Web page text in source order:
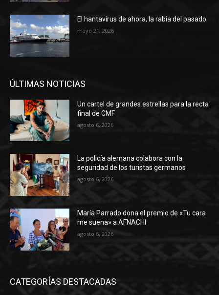
El hantavirus de ahora, la rabia del pasado
mayo 21, 2026
ÚLTIMAS NOTICIAS
Un cartel de grandes estrellas para la recta
final de CMF
agosto 6, 2026
La policía alemana colabora con la
seguridad de los turistas germanos
agosto 6, 2026
María Parrado dona el premio de «Tu cara
me suena» a AFNACHI
agosto 6, 2026
CATEGORÍAS DESTACADAS